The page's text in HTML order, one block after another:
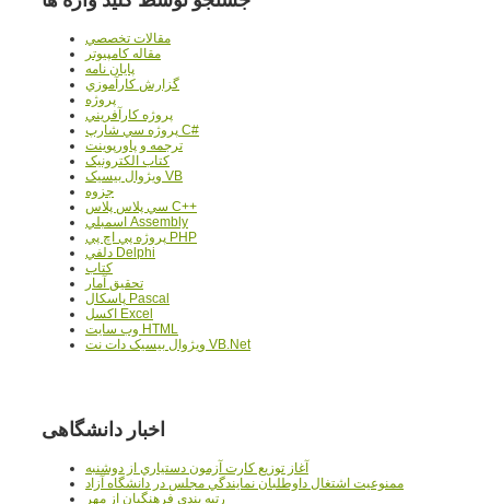
مقالات تخصصي
مقاله کامپیوتر
پایان نامه
گزارش کارآموزي
پروژه
پروژه کارآفريني
پروژه سي شارپ C#
ترجمه و پاورپوينت
کتاب الکترونيک
ويژوال بيسيک VB
جزوه
سي پلاس پلاس C++
اسمبلي Assembly
پروژه پي اچ پي PHP
دلفي Delphi
کتاب
تحقيق آمار
پاسکال Pascal
اکسل Excel
وب سايت HTML
ويژوال بيسيک دات نت VB.Net
اخبار دانشگاهی
آغاز توزيع کارت آزمون دستياري از دوشنبه
ممنوعيت اشتغال داوطلبان نمايندگي مجلس در دانشگاه آزاد
رتبه بندي فرهنگيان از مهر